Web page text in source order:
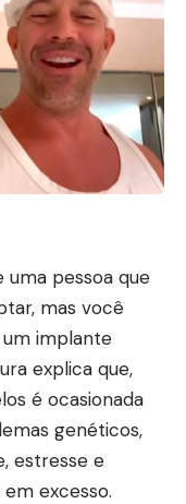
uma pessoa que
mas você
implante
explica que,
é ocasionada
genéticos,
estresse e
excesso.